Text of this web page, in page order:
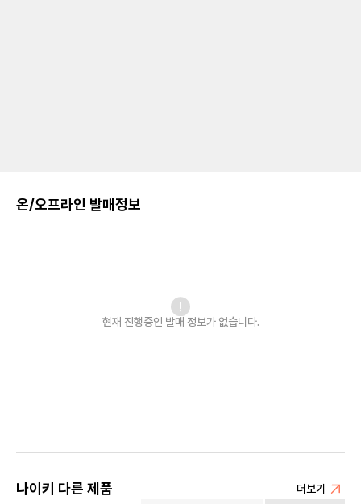
온/오프라인 발매정보
현재 진행중인 발매 정보가 없습니다.
나이키 다른 제품 더보기